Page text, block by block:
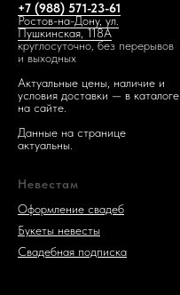
+7 (988) 571-23-61
Ростов-на-Дону, ул.
Пушкинская, 118А
круглосуточно, без перерывов
и выходных
Актуальные цены, наличие и
условия доставки — в каталоге
на сайте.
Данные на странице
актуальны.
Невестам
Оформление свадеб
Букеты невесты
Свадебная подписка